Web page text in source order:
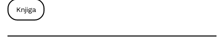
Knjiga